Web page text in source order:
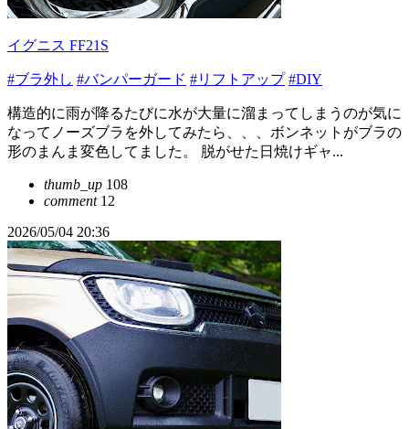
イグニス FF21S
#ブラ外し #バンパーガード #リフトアップ #DIY
構造的に雨が降るたびに水が大量に溜まってしまうのが気に
なってノーズブラを外してみたら、、、ボンネットがブラの
形のまんま変色してました。 脱がせた日焼けギャ...
thumb_up 108
comment12
2026/05/04 20:36